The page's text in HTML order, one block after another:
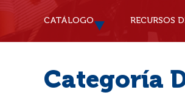
CATÁLOGO RECURSOS
Categoría